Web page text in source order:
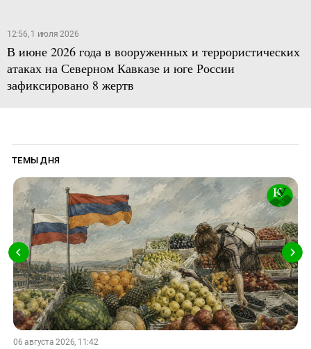
12:56, 1 июля 2026
В июне 2026 года в вооруженных и террористических
атаках на Северном Кавказе и юге России
зафиксировано 8 жертв
ТЕМЫ ДНЯ
06 августа 2026, 11:42